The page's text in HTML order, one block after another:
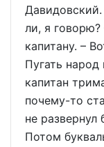
Давидовский.
ли, я
капитану. –
Пугать народ
капитан
почему-то
не
Потом